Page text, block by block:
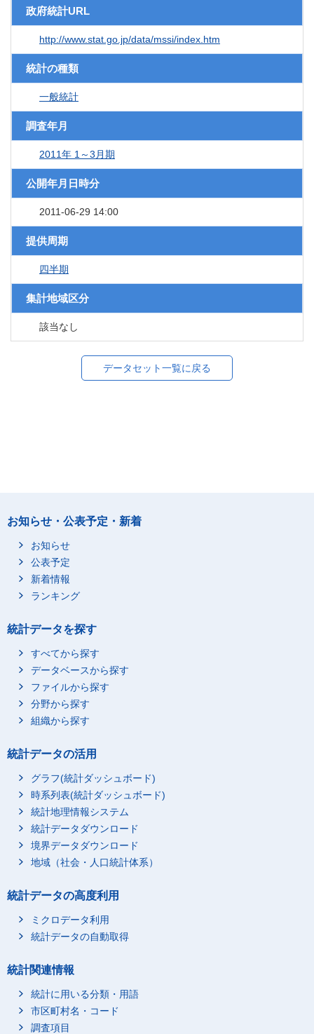
政府統計URL
http://www.stat.go.jp/data/mssi/index.htm
統計の種類
一般統計
調査年月
2011年 1～3月期
公開年月日時分
2011-06-29 14:00
提供周期
四半期
集計地域区分
該当なし
データセット一覧に戻る
お知らせ・公表予定・新着
お知らせ
公表予定
新着情報
ランキング
統計データを探す
すべてから探す
データベースから探す
ファイルから探す
分野から探す
組織から探す
統計データの活用
グラフ(統計ダッシュボード)
時系列表(統計ダッシュボード)
統計地理情報システム
統計データダウンロード
境界データダウンロード
地域（社会・人口統計体系）
統計データの高度利用
ミクロデータ利用
統計データの自動取得
統計関連情報
統計に用いる分類・用語
市区町村名・コード
調査項目